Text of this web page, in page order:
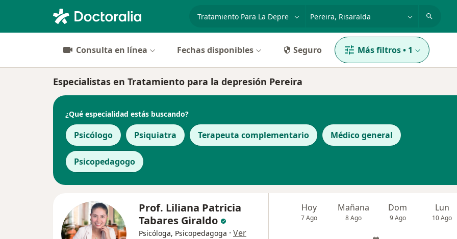
Consulta en línea Fechas disponibles Seguro Más filtros• 1
Especialistas en Tratamiento para la depresión Pereira
¿Qué especialidad estás buscando?
Psicólogo Psiquiatra Terapeuta complementario Médico general
Psicopedagogo
Prof. Liliana Patricia
Tabares Giraldo
Psicóloga, Psicopedagoga · Ver
Hoy
7 Ago
Mañana
8 Ago
Dom
9 Ago
Lun
10 Ago